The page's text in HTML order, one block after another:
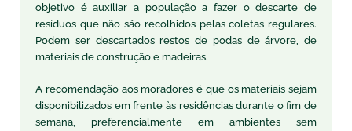
objetivo é auxiliar a população a fazer o descarte de
resíduos que não são recolhidos pelas coletas regulares.
Podem ser descartados restos de podas de árvore, de
materiais de construção e madeiras.
A recomendação aos moradores é que os materiais sejam
disponibilizados em frente às residências durante o fim de
semana, preferencialmente em ambientes sem